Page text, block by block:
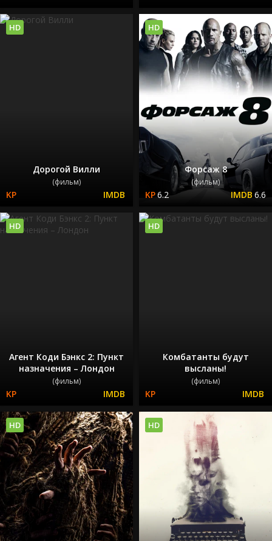
Дорогой Вилли
(фильм)
HD
Форсаж 8
(фильм)
6.2 6.6
HD
Агент Коди Бэнкс 2: Пункт
назначения – Лондон
(фильм)
HD
Комбатанты будут
высланы!
(фильм)
HD
HD HD